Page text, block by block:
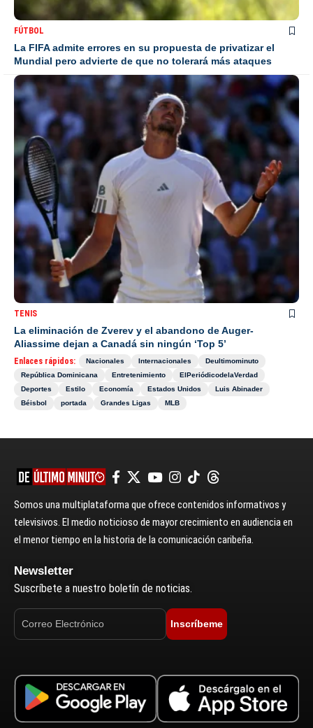
FÚTBOL
La FIFA admite errores en su propuesta de privatizar el
Mundial pero advierte de que no tolerará más ataques
TENIS
La eliminación de Zverev y el abandono de Auger-
Aliassime dejan a Canadá sin ningún ‘Top 5’
Enlaces rápidos: Nacionales Internacionales
Deultimominuto
República Dominicana
Entretenimiento
ElPeriódicodelaVerdad
Deportes
Estilo Economía Estados Unidos
Luis Abinader
Béisbol
portada Grandes Ligas MLB
Somos una multiplataforma que ofrece contenidos informativos y
televisivos. El medio noticioso de mayor crecimiento en audiencia en
el menor tiempo en la historia de la comunicación caribeña.
Newsletter
Suscríbete a nuestro boletín de noticias.
Inscríbeme